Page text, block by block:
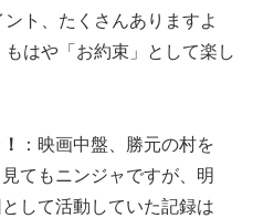
ト、たくさんありますよ
はや「お約束」として楽し
：映画中盤、勝元の村を
てもニンジャですが、明
して活動していた記録は